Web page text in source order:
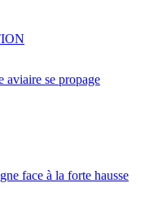
aviaire se propage
face à la forte hausse